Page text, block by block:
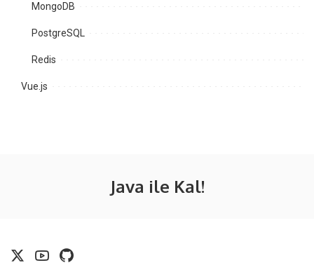
MongoDB
PostgreSQL
Redis
Vue.js
Java ile Kal!